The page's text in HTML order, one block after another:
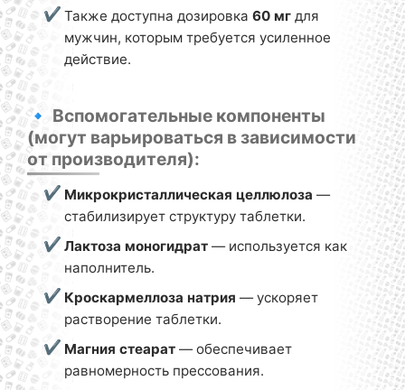
Также доступна дозировка60 мг для
мужчин, которым требуется усиленное
действие.
🔹 Вспомогательные компоненты
(могут варьироваться в зависимости
от производителя):
Микрокристаллическая целлюлоза —
стабилизирует структуру таблетки.
Лактоза моногидрат — используется как
наполнитель.
Кроскармеллоза натрия — ускоряет
растворение таблетки.
Магния стеарат — обеспечивает
равномерность прессования.